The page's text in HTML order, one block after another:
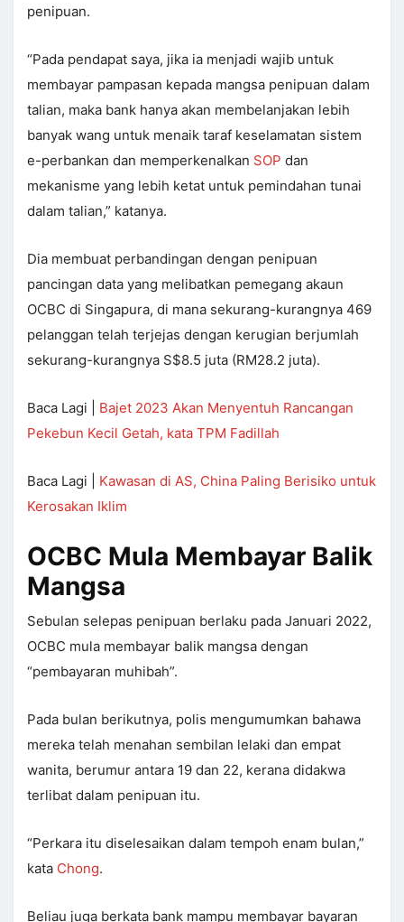
penipuan.
“Pada pendapat saya, jika ia menjadi wajib untuk
membayar pampasan kepada mangsa penipuan dalam
talian, maka bank hanya akan membelanjakan lebih
banyak wang untuk menaik taraf keselamatan sistem
e-perbankan dan memperkenalkan SOP dan
mekanisme yang lebih ketat untuk pemindahan tunai
dalam talian,” katanya.
Dia membuat perbandingan dengan penipuan
pancingan data yang melibatkan pemegang akaun
OCBC di Singapura, di mana sekurang-kurangnya 469
pelanggan telah terjejas dengan kerugian berjumlah
sekurang-kurangnya S$8.5 juta (RM28.2 juta).
Baca Lagi | Bajet 2023 Akan Menyentuh Rancangan
Pekebun Kecil Getah, kata TPM Fadillah
Baca Lagi | Kawasan di AS, China Paling Berisiko untuk
Kerosakan Iklim
OCBC Mula Membayar Balik
Mangsa
Sebulan selepas penipuan berlaku pada Januari 2022,
OCBC mula membayar balik mangsa dengan
“pembayaran muhibah”.
Pada bulan berikutnya, polis mengumumkan bahawa
mereka telah menahan sembilan lelaki dan empat
wanita, berumur antara 19 dan 22, kerana didakwa
terlibat dalam penipuan itu.
“Perkara itu diselesaikan dalam tempoh enam bulan,”
kata Chong.
Beliau juga berkata bank mampu membayar bayaran